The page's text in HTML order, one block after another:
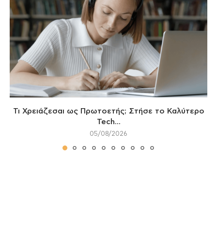
Τι Χρειάζεσαι ως Πρωτοετής; Στήσε το Καλύτερο
Tech...
05/08/2026